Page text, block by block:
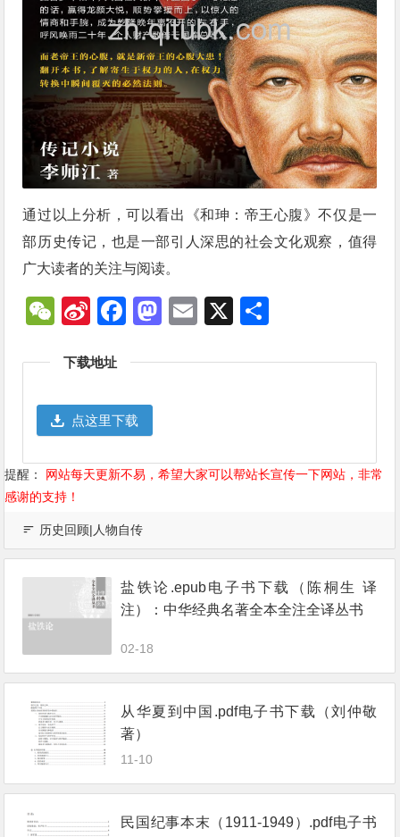
通过以上分析，可以看出《和珅：帝王心腹》不仅是一
部历史传记，也是一部引人深思的社会文化观察，值得
广大读者的关注与阅读。
WeChat
SinaFacebook
Mastodon
Email
X
下载地址
点这里下载
提醒：
网站每天更新不易，希望大家可以帮站长宣传一下网站，非常
感谢的支持！
历史回顾|人物自传
盐铁论.epub电子书下载（陈桐生 译
注）：中华经典名著全本全注全译丛书
02-18
从华夏到中国.pdf电子书下载（刘仲敬
著）
11-10
民国纪事本末（1911-1949）.pdf电子书